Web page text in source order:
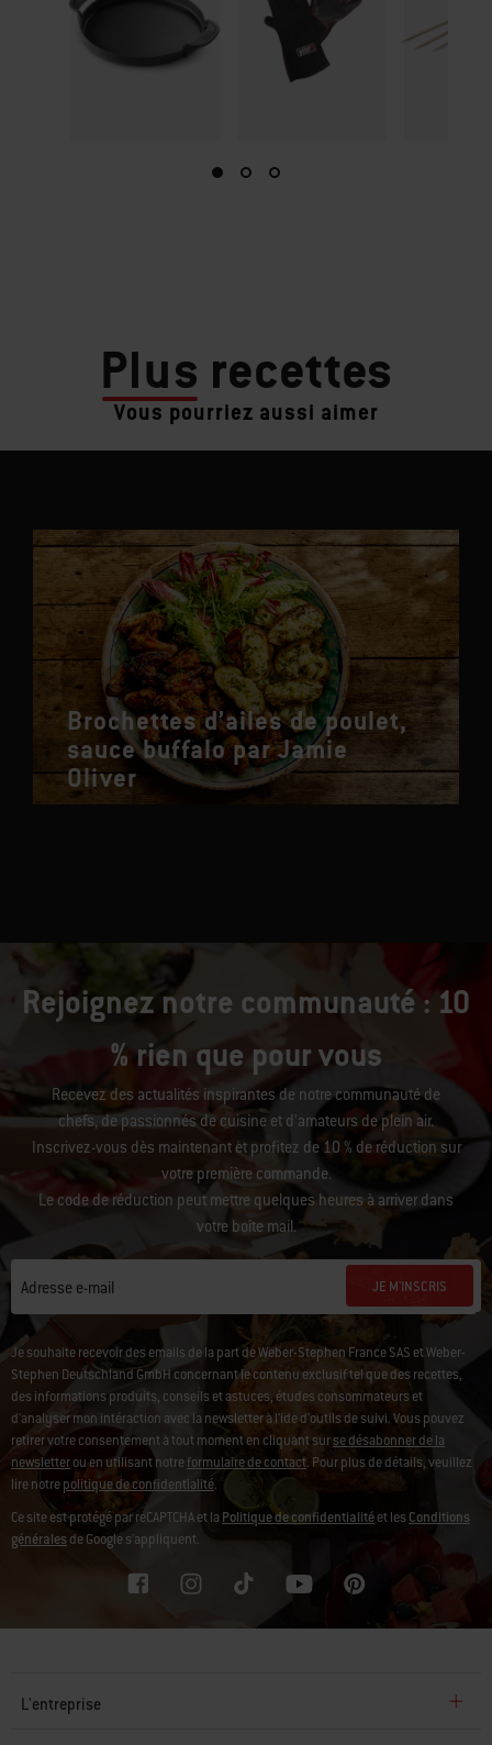
Plus recettes
Vous pourriez aussi aimer
Brochettes d’ailes de poulet,
sauce buffalo par Jamie
Oliver
Rejoignez notre communauté : 10
% rien que pour vous
Recevez des actualités inspirantes de notre communauté de
chefs, de passionnés de cuisine et d’amateurs de plein air.
Inscrivez-vous dès maintenant et profitez de 10 % de réduction sur
votre première commande.
Le code de réduction peut mettre quelques heures à arriver dans
votre boîte mail.
Adresse e-mail JE M'INSCRIS
Je souhaite recevoir des emails de la part de Weber-Stephen France SAS et Weber-
Stephen Deutschland GmbH concernant le contenu exclusif tel que des recettes,
des informations produits, conseils et astuces, études consommateurs et
d'analyser mon intéraction avec la newsletter à l'ide d'outils de suivi. Vous pouvez
retirer votre consentement à tout moment en cliquant surse désabonner de la
newsletterou en utilisant notreformulaire de contact. Pour plus de détails, veuillez
lire notrepolitique de confidentialité.
Ce site est protégé par reCAPTCHA et la Politique de confidentialitéet lesConditions
généralesde Google s’appliquent.
L'entreprise